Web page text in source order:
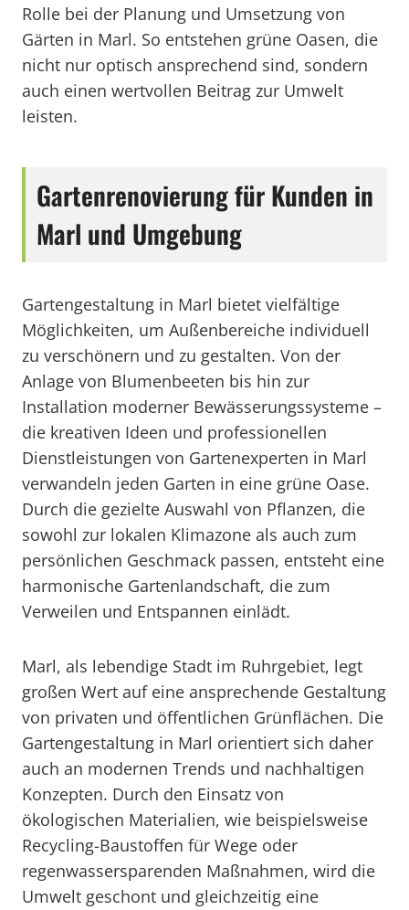
Rolle bei der Planung und Umsetzung von
Gärten in Marl. So entstehen grüne Oasen, die
nicht nur optisch ansprechend sind, sondern
auch einen wertvollen Beitrag zur Umwelt
leisten.
Gartenrenovierung für Kunden in
Marl und Umgebung
Gartengestaltung in Marl bietet vielfältige
Möglichkeiten, um Außenbereiche individuell
zu verschönern und zu gestalten. Von der
Anlage von Blumenbeeten bis hin zur
Installation moderner Bewässerungssysteme –
die kreativen Ideen und professionellen
Dienstleistungen von Gartenexperten in Marl
verwandeln jeden Garten in eine grüne Oase.
Durch die gezielte Auswahl von Pflanzen, die
sowohl zur lokalen Klimazone als auch zum
persönlichen Geschmack passen, entsteht eine
harmonische Gartenlandschaft, die zum
Verweilen und Entspannen einlädt.
Marl, als lebendige Stadt im Ruhrgebiet, legt
großen Wert auf eine ansprechende Gestaltung
von privaten und öffentlichen Grünflächen. Die
Gartengestaltung in Marl orientiert sich daher
auch an modernen Trends und nachhaltigen
Konzepten. Durch den Einsatz von
ökologischen Materialien, wie beispielsweise
Recycling-Baustoffen für Wege oder
regenwassersparenden Maßnahmen, wird die
Umwelt geschont und gleichzeitig eine